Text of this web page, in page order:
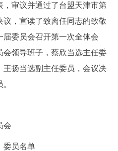
审议并通过了台盟天津市第
，宣读了致离任同志的致敬
委员会召开第一次全体会
领导班子，蔡欣当选主任委
王扬当选副主任委员，会议决
会
委员名单